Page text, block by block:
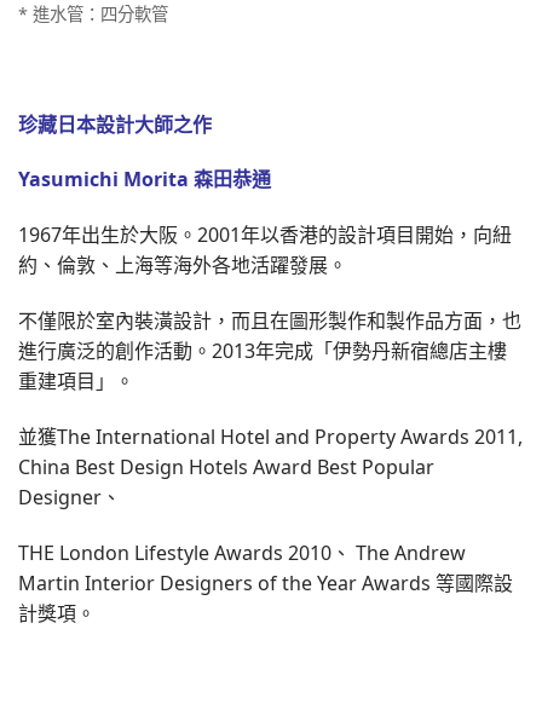
* 進水管：四分軟管
珍藏日本設計大師之作
Yasumichi Morita 森田恭通
1967年出生於大阪。2001年以香港的設計項目開始，向紐
約、倫敦、上海等海外各地活躍發展。
不僅限於室內裝潢設計，而且在圖形製作和製作品方面，也
進行廣泛的創作活動。2013年完成「伊勢丹新宿總店主樓
重建項目」。
並獲The International Hotel and Property Awards 2011,
China Best Design Hotels Award Best Popular
Designer、
THE London Lifestyle Awards 2010、 The Andrew
Martin Interior Designers of the Year Awards 等國際設
計獎項。